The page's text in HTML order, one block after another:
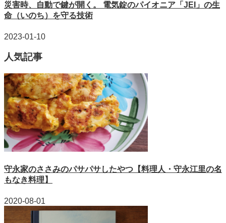
災害時、自動で鍵が開く。 電気錠のパイオニア「JEI」の生
命（いのち）を守る技術
2023-01-10
人気記事
守永家のささみのパサパサしたやつ【料理人・守永江里の名
もなき料理】
2020-08-01